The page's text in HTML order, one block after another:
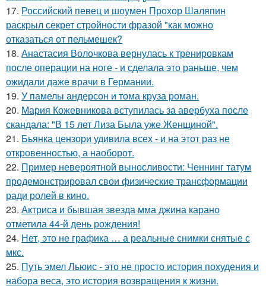
17. Российский певец и шоумен Прохор Шаляпин
раскрыл секрет стройности фразой "как можно
отказаться от пельмешек?
18. Анастасия Волочкова вернулась к тренировкам
после операции на ноге - и сделала это раньше, чем
ожидали даже врачи в Германии.
19. У памелы андерсон и тома круза роман.
20. Мария Кожевникова вступилась за авербуха после
скандала: "В 15 лет Лиза Была уже Женщиной".
21. Бьянка цензори удивила всех - и на этот раз не
откровенностью, а наоборот.
22. Пример невероятной выносливости: Ченнинг татум
продемонстрировал свои физические трансформации
ради ролей в кино.
23. Актриса и бывшая звезда мма джина карано
отметила 44-й день рождения!
24. Нет, это не графика … а реальные снимки снятые с
мкс.
25. Путь эмел Льюис - это не просто история похудения и
набора веса, это история возвращения к жизни.